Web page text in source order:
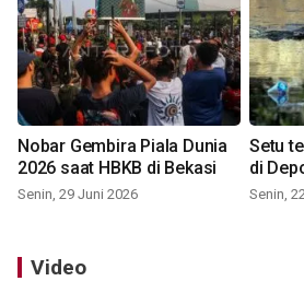
Nobar Gembira Piala Dunia
2026 saat HBKB di Bekasi
Senin, 29 Juni 2026
Setu
di
Senin,
Video